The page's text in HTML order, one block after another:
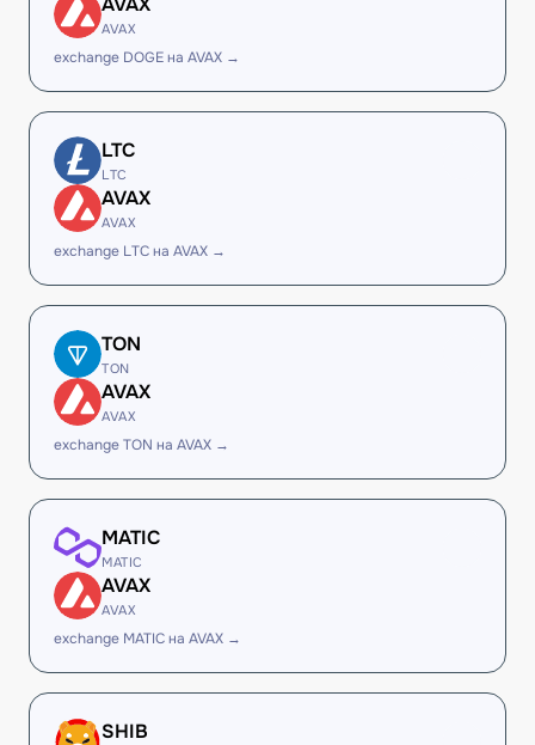
AVAX
exchange DOGE на AVAX →
LTC
LTC
AVAX
AVAX
exchange LTC на AVAX →
TON
TON
AVAX
AVAX
exchange TON на AVAX →
MATIC
MATIC
AVAX
AVAX
exchange MATIC на AVAX →
SHIB